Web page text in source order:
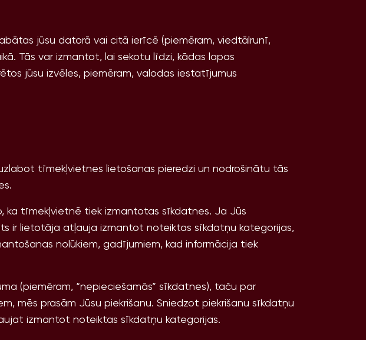
jūsu datorā vai citā ierīcē (piemēram, viedtālrunī,
Tās var izmantot, lai sekotu līdzi, kādas lapas
jūsu izvēles, piemēram, valodas iestatījumus
tīmekļvietnes lietošanas pieredzi un nodrošinātu tās
tīmekļvietnē tiek izmantotas sīkdatnes. Ja Jūs
ir lietotāja atļauja izmantot noteiktas sīkdatņu kategorijas,
nolūkiem, gadījumiem, kad informācija tiek
(piemēram, “nepieciešamās” sīkdatnes), taču par
mēs prasām Jūsu piekrišanu. Sniedzot piekrišanu sīkdatņu
izmantot noteiktas sīkdatņu kategorijas.